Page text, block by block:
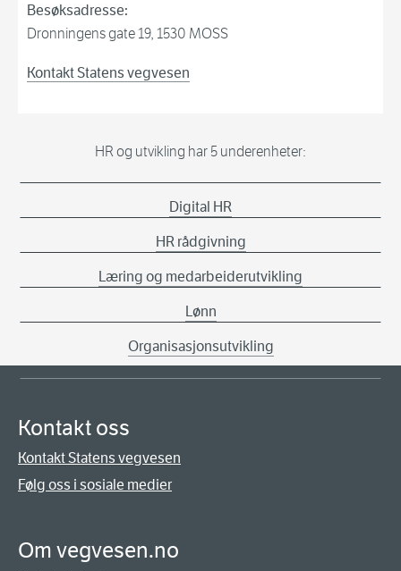
HR og utvikling har 5 underenheter:
Digital HR
HR rådgivning
Læring og medarbeiderutvikling
Lønn
Organisasjonsutvikling
Besøksadresse:
Dronningens gate 19, 1530 MOSS
Kontakt Statens vegvesen
Kontakt oss
Kontakt Statens vegvesen
Følg oss i sosiale medier
Om vegvesen.no